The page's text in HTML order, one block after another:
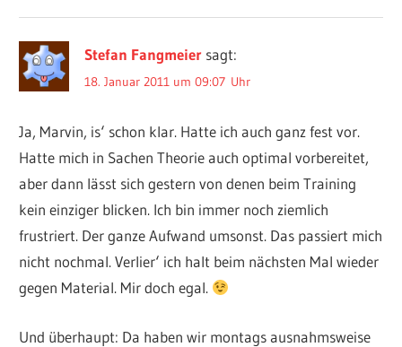
Stefan Fangmeier sagt:
18. Januar 2011 um 09:07 Uhr
Ja, Marvin, is‘ schon klar. Hatte ich auch ganz fest vor.
Hatte mich in Sachen Theorie auch optimal vorbereitet,
aber dann lässt sich gestern von denen beim Training
kein einziger blicken. Ich bin immer noch ziemlich
frustriert. Der ganze Aufwand umsonst. Das passiert mich
nicht nochmal. Verlier‘ ich halt beim nächsten Mal wieder
gegen Material. Mir doch egal.
Und überhaupt: Da haben wir montags ausnahmsweise